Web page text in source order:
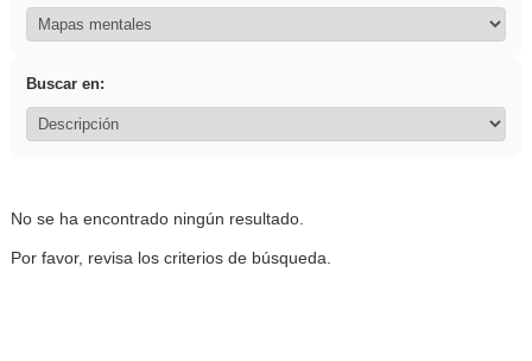
Buscar en:
No se ha encontrado ningún resultado.
Por favor, revisa los criterios de búsqueda.